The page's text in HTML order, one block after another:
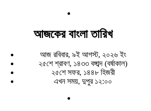
আজকের বাংলা তারিখ
আজ রবিবার, ৯ই আগস্ট, ২০২৬ ইং
২৫শে শ্রাবণ, ১৪৩৩ বঙ্গাব্দ (বর্ষাকাল)
২৫শে সফর, ১৪৪৮ হিজরী
এখন সময়, দুপুর ১২:০০